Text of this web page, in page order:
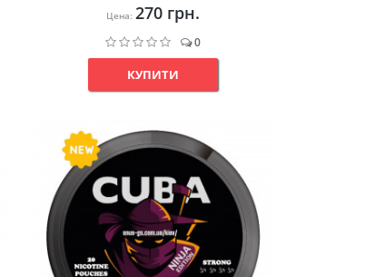
Цена:270 грн.
0
КУПИТИ